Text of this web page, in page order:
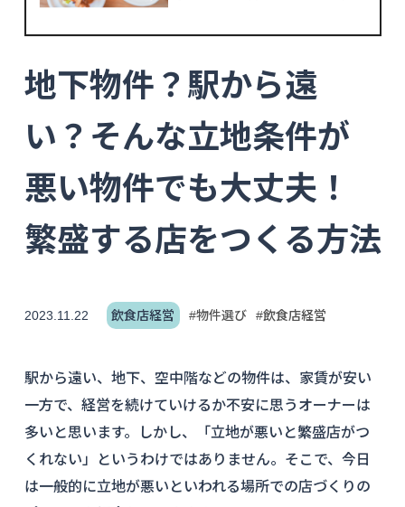
地下物件？駅から遠
い？そんな立地条件が
悪い物件でも大丈夫！
繁盛する店をつくる方法
2023.11.22 飲食店経営 #物件選び #飲食店経営
駅から遠い、地下、空中階などの物件は、家賃が安い
一方で、経営を続けていけるか不安に思うオーナーは
多いと思います。しかし、「立地が悪いと繁盛店がつ
くれない」というわけではありません。そこで、今日
は一般的に立地が悪いといわれる場所での店づくりの